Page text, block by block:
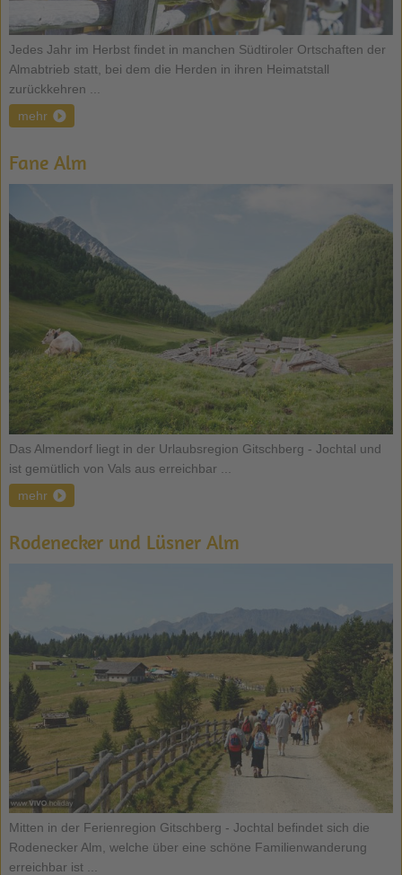
Jedes Jahr im Herbst findet in manchen Südtiroler Ortschaften der
Almabtrieb statt, bei dem die Herden in ihren Heimatstall
zurückkehren ...
mehr
Fane Alm
Das Almendorf liegt in der Urlaubsregion Gitschberg - Jochtal und
ist gemütlich von Vals aus erreichbar ...
mehr
Rodenecker und Lüsner Alm
Mitten in der Ferienregion Gitschberg - Jochtal befindet sich die
Rodenecker Alm, welche über eine schöne Familienwanderung
erreichbar ist ...